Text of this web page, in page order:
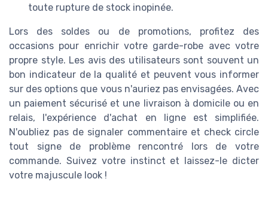
toute rupture de stock inopinée.
Lors des soldes ou de promotions, profitez des
occasions pour enrichir votre garde-robe avec votre
propre style. Les avis des utilisateurs sont souvent un
bon indicateur de la qualité et peuvent vous informer
sur des options que vous n'auriez pas envisagées. Avec
un paiement sécurisé et une livraison à domicile ou en
relais, l'expérience d'achat en ligne est simplifiée.
N'oubliez pas de signaler commentaire et check circle
tout signe de problème rencontré lors de votre
commande. Suivez votre instinct et laissez-le dicter
votre majuscule look !